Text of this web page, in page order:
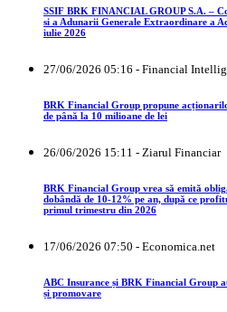
SSIF BRK FINANCIAL GROUP S.A. –
si a Adunarii Generale Extraordinare a
iulie 2026
27/06/2026 05:16 - Financial
BRK Financial Group propune
de până la 10 milioane de lei
26/06/2026 15:11 - Ziarul Financiar
BRK Financial Group vrea să emită
dobândă de 10-12% pe an, după ce
primul trimestru din 2026
17/06/2026 07:50 - Economica.net
ABC Insurance și BRK Financial Group
și promovare